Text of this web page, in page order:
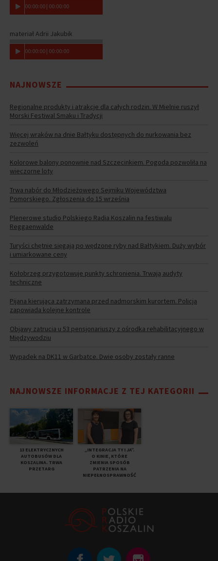
00:00:00 | 00:00:00
materiał Adrii Jakubik
00:00:00 | 00:00:00
NAJNOWSZE
Regionalne produkty i atrakcje dla całych rodzin. W Mielnie ruszył
Morski Festiwal Smaku i Tradycji
Więcej wraków na dnie Bałtyku dostępnych do nurkowania bez
zezwoleń
Kolorowe balony ponownie nad Szczecinkiem. Pogoda pozwoliła na
wieczorne loty
Trwa nabór do Młodzieżowego Sejmiku Województwa
Pomorskiego. Zgłoszenia do 15 września
Plenerowe studio Polskiego Radia Koszalin na festiwalu
Reggaenwalde
Turyści chętnie sięgają po wędzone ryby nad Bałtykiem. Duży wybór
i umiarkowane ceny
Kołobrzeg przygotowuje punkty schronienia. Trwają audyty
techniczne
Pijana kierująca zatrzymana przed nadmorskim kurortem. Policja
zapowiada kolejne kontrole
Objawy zatrucia u 53 pensjonariuszy z ośrodka rehabilitacyjnego w
Międzywodziu
Wypadek na DK11 w Garbatce. Dwie osoby zostały ranne
NAJNOWSZE INFORMACJE Z TEJ KATEGORII
13 ELEKTRYCZNYCH
AUTOBUSÓW DLA
KOSZALINA. TRWA
PRZETARG
„INTEGRACJA TY I JA”.
O KINIE, KTÓRE
ZMIENIA SPOSÓB
PATRZENIA NA
NIEPEŁNOSPRAWNOŚĆ